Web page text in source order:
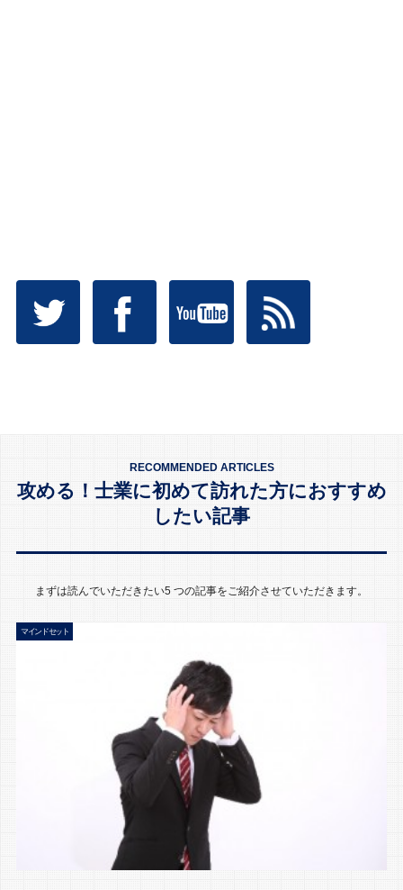
RECOMMENDED ARTICLES
攻める！士業に初めて訪れた方におすすめ
したい記事
まずは読んでいただきたい5 つの記事をご紹介させていただきます。
マインドセット